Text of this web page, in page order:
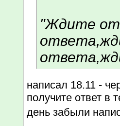
"Ждите
написал 18.11 -
получите ответ в
день забыли